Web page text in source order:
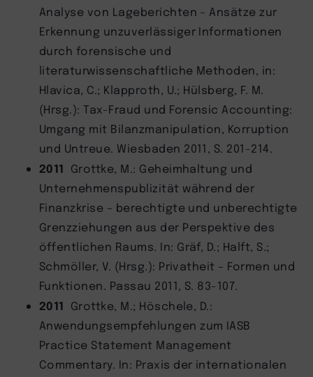
Analyse von Lageberichten – Ansätze zur
Erkennung unzuverlässiger Informationen
durch forensische und
literaturwissenschaftliche Methoden, in:
Hlavica, C.; Klapproth, U.; Hülsberg, F. M.
(Hrsg.): Tax-Fraud und Forensic Accounting:
Umgang mit Bilanzmanipulation, Korruption
und Untreue. Wiesbaden 2011, S. 201-214.
2011 Grottke, M.: Geheimhaltung und
Unternehmenspublizität während der
Finanzkrise – berechtigte und unberechtigte
Grenzziehungen aus der Perspektive des
öffentlichen Raums. In: Gräf, D.; Halft, S.;
Schmöller, V. (Hrsg.): Privatheit – Formen und
Funktionen. Passau 2011, S. 83-107.
2011 Grottke, M.; Höschele, D.:
Anwendungsempfehlungen zum IASB
Practice Statement Management
Commentary. In: Praxis der internationalen